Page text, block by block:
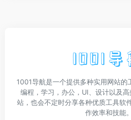
1001导航是一个提供多种实用网站的
编程，学习，办公，UI、设计以及
站，也会不定时分享各种优质工具软
作效率和技能。